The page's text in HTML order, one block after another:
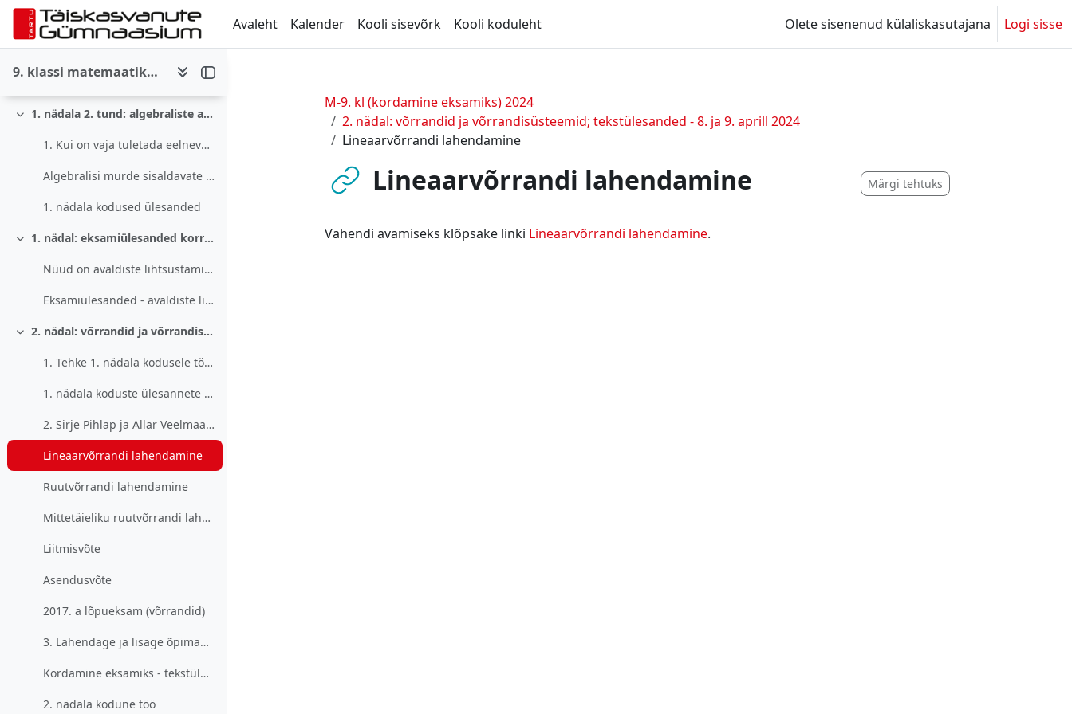
Jäta vahele peasisuni
Avaleht
Kalender Kooli sisevõrk Kooli koduleht Olete sisenenud külaliskasutajana Logi sisse
9. klassi matemaatika eksamikursus - 4. arvestus (2024. a)
Avaldiste lihtsustamise kordamine 2
Kel abivalemid on meelest läinud, saab abi siit:&n...
Lahendatud ülesanded ja muud abimaterjalid 2
Ahenda 1. nädala 2. tund: algebraliste avaldiste samasusteisendused (kordamine) - 2. aprill 2024
1. Kui on vaja tuletada eelnevalt meelde tehted al...
Algebralisi murde sisaldavate avaldiste lihtsustamine
1. nädala kodused ülesanded
Ahenda 1. nädal: eksamiülesanded korratud teema kohta - 2. aprill 2024
Nüüd on avaldiste lihtsustamise teema üle korratud...
Eksamiülesanded - avaldiste lihtsustamine
Ahenda 2. nädal: võrrandid ja võrrandisüsteemid; tekstülesanded - 8. ja 9. aprill 2024
1. Tehke 1. nädala kodusele tööle vigade parandus,...
1. nädala koduste ülesannete lahendused
2. Sirje Pihlap ja Allar Veelmaa aitavad meenutada...
Lineaarvõrrandi lahendamine
Ruutvõrrandi lahendamine
Mittetäieliku ruutvõrrandi lahendamine
Liitmisvõte
Asendusvõte
2017. a lõpueksam (võrrandid)
3. Lahendage ja lisage õpimappi ka järgnevad tekst...
Kordamine eksamiks - tekstülesanded
2. nädala kodune töö
M-9. kl (kordamine eksamiks) 2024
2. nädal: võrrandid ja võrrandisüsteemid; tekstülesanded - 8. ja 9. aprill 2024
Lineaarvõrrandi lahendamine
Lineaarvõrrandi lahendamine Märgi tehtuks
Vahendi avamiseks klõpsake linki Lineaarvõrrandi lahendamine.